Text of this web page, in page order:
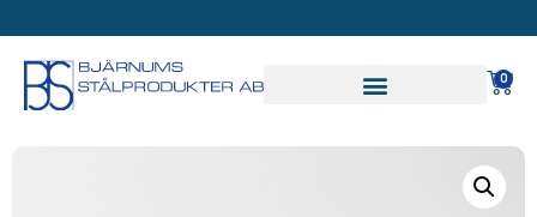
24 TIMMAR
0